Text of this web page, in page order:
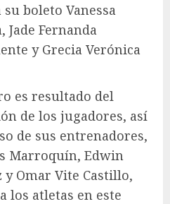
boleto Vanessa
Jade Fernanda
y Grecia Verónica
es resultado del
de los jugadores, así
de sus entrenadores,
Marroquín, Edwin
y Omar Vite Castillo,
los atletas en este